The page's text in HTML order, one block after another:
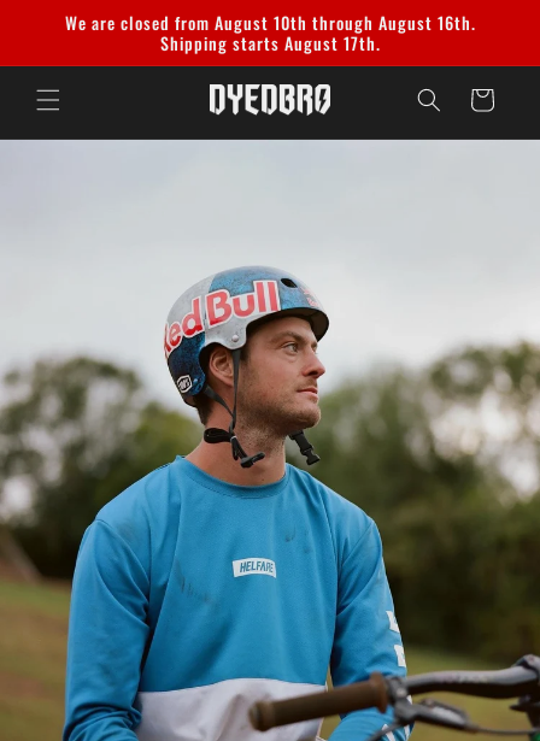
directamente
We are closed from August 10th through August 16th.
Shipping starts August 17th.
Carrito